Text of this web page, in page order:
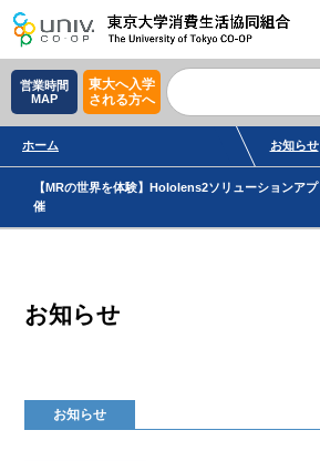
営業時間
MAP
東大へ入学
される方へ
ホーム お知らせ
【MRの世界を体験】Hololens2ソリューションア
催
お知らせ
お知らせ